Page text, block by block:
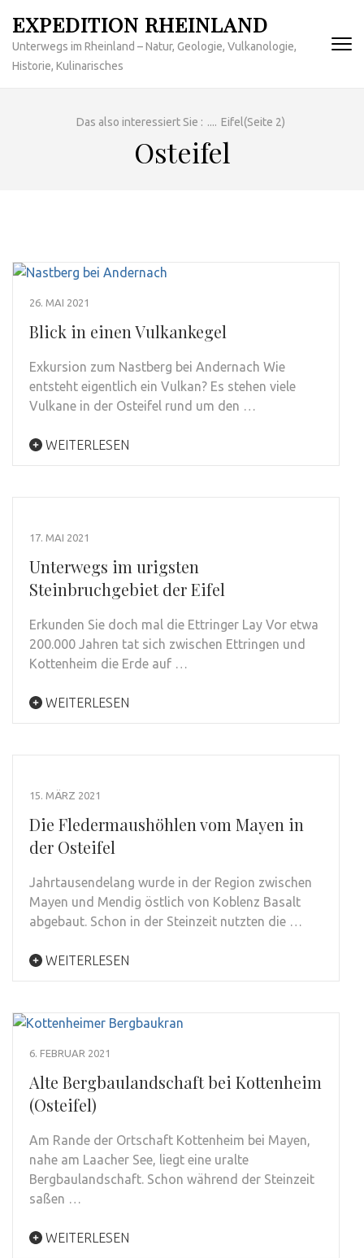
Inhalt
springen
(Enter
EXPEDITION RHEINLAND
Unterwegs im Rheinland – Natur, Geologie, Vulkanologie,
Historie, Kulinarisches
Das also interessiert Sie : .... Eifel(Seite 2)
Osteifel
26. MAI 2021
Blick in einen Vulkankegel
Exkursion zum Nastberg bei Andernach Wie
entsteht eigentlich ein Vulkan? Es stehen viele
Vulkane in der Osteifel rund um den …
WEITERLESEN
17. MAI 2021
Unterwegs im urigsten
Steinbruchgebiet der Eifel
Erkunden Sie doch mal die Ettringer Lay Vor etwa
200.000 Jahren tat sich zwischen Ettringen und
Kottenheim die Erde auf …
WEITERLESEN
15. MÄRZ 2021
Die Fledermaushöhlen vom Mayen in
der Osteifel
Jahrtausendelang wurde in der Region zwischen
Mayen und Mendig östlich von Koblenz Basalt
abgebaut. Schon in der Steinzeit nutzten die …
WEITERLESEN
6. FEBRUAR 2021
Alte Bergbaulandschaft bei Kottenheim
(Osteifel)
Am Rande der Ortschaft Kottenheim bei Mayen,
nahe am Laacher See, liegt eine uralte
Bergbaulandschaft. Schon während der Steinzeit
saßen …
WEITERLESEN